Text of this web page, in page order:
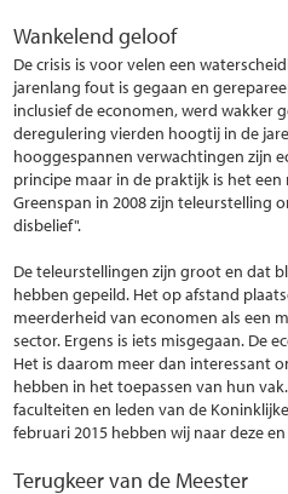
Wankelend geloof
De crisis is voor velen een
jarenlang fout is gegaan en
inclusief de economen, werd wakker
deregulering vierden hoogtij in de
hooggespannen verwachtingen zijn
principe maar in de praktijk is het
Greenspan in 2008 zijn teleurstelling
disbelief".
De teleurstellingen zijn groot en dat
hebben gepeild. Het op afstand
meerderheid van economen als een
sector. Ergens is iets misgegaan. De
Het is daarom meer dan interessant
hebben in het toepassen van hun
faculteiten en leden van de
februari 2015 hebben wij naar deze
Terugkeer van de Meester